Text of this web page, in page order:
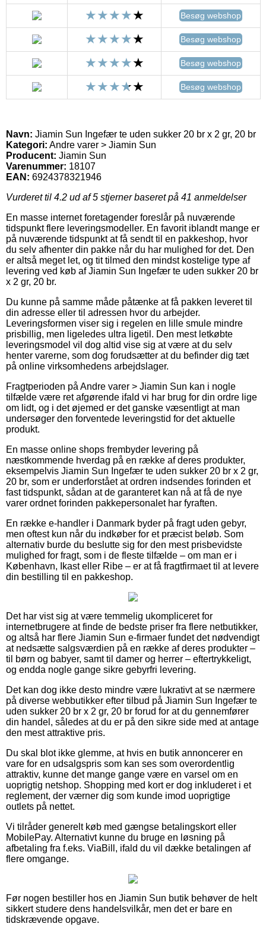
Besøg webshop
Besøg webshop
Besøg webshop
Besøg webshop
Navn: Jiamin Sun Ingefær te uden sukker 20 br x 2 gr, 20 br
Kategori: Andre varer > Jiamin Sun
Producent: Jiamin Sun
Varenummer: 18107
EAN: 6924378321946
Vurderet til 4.2 ud af 5 stjerner baseret på 41 anmeldelser
En masse internet foretagender foreslår på nuværende
tidspunkt flere leveringsmodeller. En favorit iblandt mange er
på nuværende tidspunkt at få sendt til en pakkeshop, hvor
du selv afhenter din pakke når du har mulighed for det. Den
er altså meget let, og tit tilmed den mindst kostelige type af
levering ved køb af Jiamin Sun Ingefær te uden sukker 20 br
x 2 gr, 20 br.
Du kunne på samme måde påtænke at få pakken leveret til
din adresse eller til adressen hvor du arbejder.
Leveringsformen viser sig i regelen en lille smule mindre
prisbillig, men ligeledes ultra ligetil. Den mest letkøbte
leveringsmodel vil dog altid vise sig at være at du selv
henter varerne, som dog forudsætter at du befinder dig tæt
på online virksomhedens arbejdslager.
Fragtperioden på Andre varer > Jiamin Sun kan i nogle
tilfælde være ret afgørende ifald vi har brug for din ordre lige
om lidt, og i det øjemed er det ganske væsentligt at man
undersøger den forventede leveringstid for det aktuelle
produkt.
En masse online shops frembyder levering på
næstkommende hverdag på en række af deres produkter,
eksempelvis Jiamin Sun Ingefær te uden sukker 20 br x 2 gr,
20 br, som er underforstået at ordren indsendes forinden et
fast tidspunkt, sådan at de garanteret kan nå at få de nye
varer ordnet forinden pakkepersonalet har fyraften.
En række e-handler i Danmark byder på fragt uden gebyr,
men oftest kun når du indkøber for et præcist beløb. Som
alternativ burde du beslutte sig for den mest prisbevidste
mulighed for fragt, som i de fleste tilfælde – om man er i
København, Ikast eller Ribe – er at få fragtfirmaet til at levere
din bestilling til en pakkeshop.
Det har vist sig at være temmelig ukompliceret for
internetbrugere at finde de bedste priser fra flere netbutikker,
og altså har flere Jiamin Sun e-firmaer fundet det nødvendigt
at nedsætte salgsværdien på en række af deres produkter –
til børn og babyer, samt til damer og herrer – eftertrykkeligt,
og endda nogle gange sikre gebyrfri levering.
Det kan dog ikke desto mindre være lukrativt at se nærmere
på diverse webbutikker efter tilbud på Jiamin Sun Ingefær te
uden sukker 20 br x 2 gr, 20 br forud for at du gennemfører
din handel, således at du er på den sikre side med at antage
den mest attraktive pris.
Du skal blot ikke glemme, at hvis en butik annoncerer en
vare for en udsalgspris som kan ses som overordentlig
attraktiv, kunne det mange gange være en varsel om en
uoprigtig netshop. Shopping med kort er dog inkluderet i et
reglement, der værner dig som kunde imod uoprigtige
outlets på nettet.
Vi tilråder generelt køb med gængse betalingskort eller
MobilePay. Alternativt kunne du bruge en løsning på
afbetaling fra f.eks. ViaBill, ifald du vil dække betalingen af
flere omgange.
Før nogen bestiller hos en Jiamin Sun butik behøver de helt
sikkert studere dens handelsvilkår, men det er bare en
tidskrævende opgave.